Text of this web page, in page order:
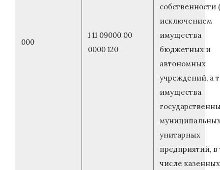
000
1 11 09000 00
0000 120
собственности
исключением
имущества
бюджетных и
автономных
учреждений, а
имущества
унитарных
предприятий, в
числе